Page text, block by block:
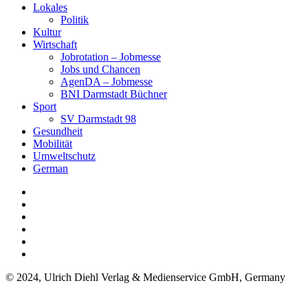
Lokales
Politik
Kultur
Wirtschaft
Jobrotation – Jobmesse
Jobs und Chancen
AgenDA – Jobmesse
BNI Darmstadt Büchner
Sport
SV Darmstadt 98
Gesundheit
Mobilität
Umweltschutz
German
© 2024, Ulrich Diehl Verlag & Medienservice GmbH, Germany